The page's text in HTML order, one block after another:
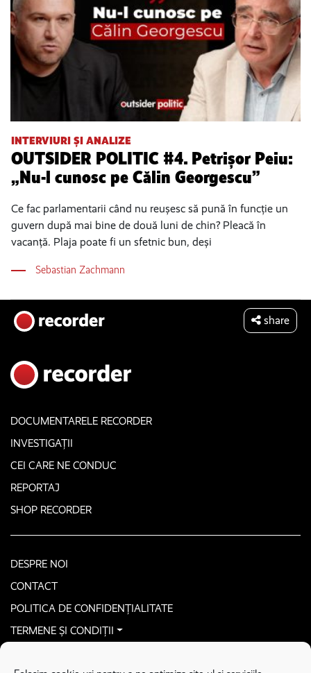
INTERVIURI ȘI ANALIZE
OUTSIDER POLITIC #4. Petrișor Peiu:
„Nu-l cunosc pe Călin Georgescu”
Ce fac parlamentarii când nu reușesc să pună în funcție un
guvern după mai bine de două luni de chin? Pleacă în
vacanță. Plaja poate fi un sfetnic bun, deși
Sebastian Zachmann
share
DOCUMENTARELE RECORDER
INVESTIGAȚII
CEI CARE NE CONDUC
REPORTAJ
SHOP RECORDER
DESPRE NOI
CONTACT
POLITICA DE CONFIDENȚIALITATE
TERMENE ȘI CONDIȚII